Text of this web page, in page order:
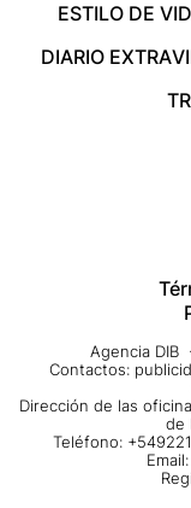
ESTILO DE
DIARIO EXTRA
Agencia DIB
Contactos:
Dirección de las
de
Teléfono:
Email: